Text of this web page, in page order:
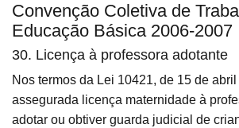
Convenção Coletiva de
Educação Básica 2006-2007
30. Licença à professora adotante
Nos termos da Lei 10421, de 15 de
assegurada licença maternidade à
adotar ou obtiver guarda judicial de